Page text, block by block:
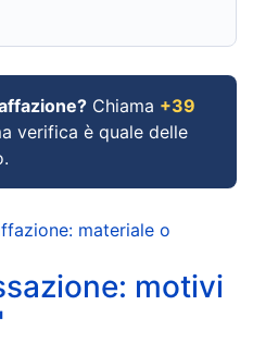
Chiama +39
verifica è quale delle
materiale o
motivi